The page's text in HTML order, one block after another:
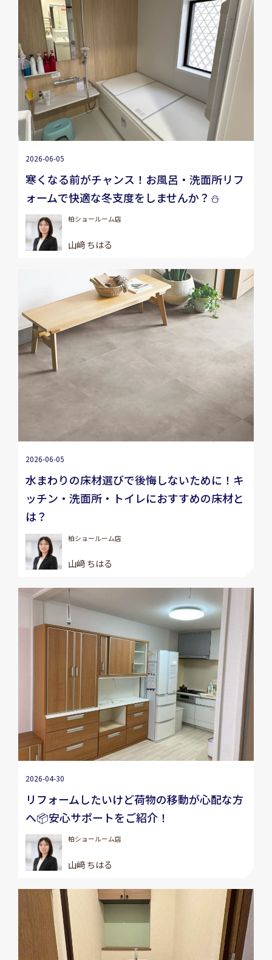
2026-06-05
寒くなる前がチャンス！お風呂・洗面所リフ
ォームで快適な冬支度をしませんか？⛄
柏ショールーム店
山﨑 ちはる
2026-06-05
水まわりの床材選びで後悔しないために！キ
ッチン・洗面所・トイレにおすすめの床材と
は？
柏ショールーム店
山﨑 ちはる
2026-04-30
リフォームしたいけど荷物の移動が心配な方
へ📦安心サポートをご紹介！
柏ショールーム店
山﨑 ちはる